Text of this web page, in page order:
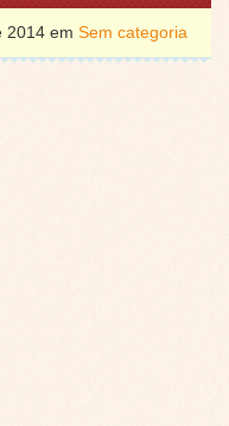
2014 em Sem categoria